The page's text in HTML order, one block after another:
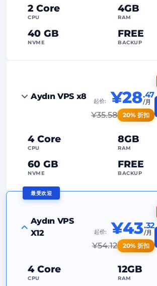
2 Core
CPU
4GB
RAM
40 GB
NVME
FREE
BACKUP
合理使用
24/7专家支持
专用IP地址
Aydın VPS x8
4 Core
CPU
8GB
RAM
60 GB
NVME
FREE
BACKUP
起价: ¥28.47
/月
¥35.58 20% 折扣
FREE Anti-DDoS
合理使用
24/7专家支持
最受欢迎
Aydın VPS
X12
4 Core
CPU
12GB
RAM
起价: ¥43.32
/月
¥54.12 20% 折扣